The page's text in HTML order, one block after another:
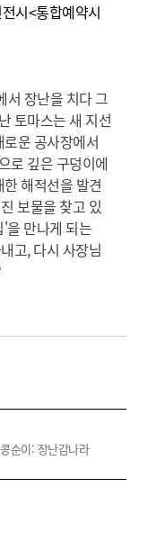
시<통합예약시
서 장난을 치다 그
토마스는 새 지선
운 공사장에서
로 깊은 구덩이에
해적선을 발견
보물을 찾고 있
을 만나게 되는
고, 다시 사장님
순이: 장난감나라